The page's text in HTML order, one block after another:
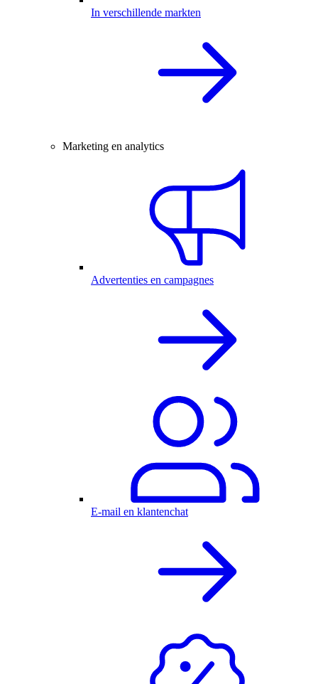
In verschillende markten
Marketing en analytics
Advertenties en campagnes
E-mail en klantenchat